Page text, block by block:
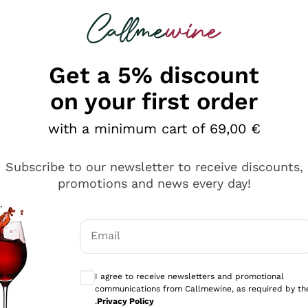
looking for
è male ma secondo me ci sono alternative che
Get a 5% discount
on your first order
with a minimum cart of 69,00 €
Subscribe to our newsletter to receive discounts,
promotions and news every day!
Email
I agree to receive newsletters and promotional
communications from Callmewine, as required by
.Privacy Policy